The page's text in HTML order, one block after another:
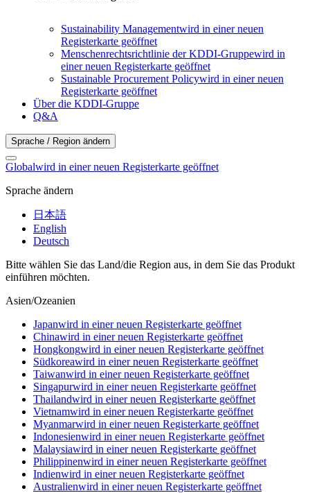
Sustainability Managementwird in einer neuen
Registerkarte geöffnet
Menschenrechtsrichtlinie der KDDI-Gruppewird in
einer neuen Registerkarte geöffnet
Sustainable Procurement Policywird in einer neuen
Registerkarte geöffnet
Über die KDDI-Gruppe
Q&A
Sprache / Region ändern
Globalwird in einer neuen Registerkarte geöffnet
Sprache ändern
日本語
English
Deutsch
Bitte wählen Sie das Land/die Region aus, in dem Sie das Produkt
einführen möchten.
Asien/Ozeanien
Japanwird in einer neuen Registerkarte geöffnet
Chinawird in einer neuen Registerkarte geöffnet
Hongkongwird in einer neuen Registerkarte geöffnet
Südkoreawird in einer neuen Registerkarte geöffnet
Taiwanwird in einer neuen Registerkarte geöffnet
Singapurwird in einer neuen Registerkarte geöffnet
Thailandwird in einer neuen Registerkarte geöffnet
Vietnamwird in einer neuen Registerkarte geöffnet
Myanmarwird in einer neuen Registerkarte geöffnet
Indonesienwird in einer neuen Registerkarte geöffnet
Malaysiawird in einer neuen Registerkarte geöffnet
Philippinenwird in einer neuen Registerkarte geöffnet
Indienwird in einer neuen Registerkarte geöffnet
Australienwird in einer neuen Registerkarte geöffnet